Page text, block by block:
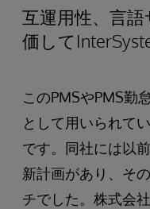
互運用性、言
価して
このPMSやPMS勤
として用いられて
です。同社には以
新計画があり、そ
チでした。株式会